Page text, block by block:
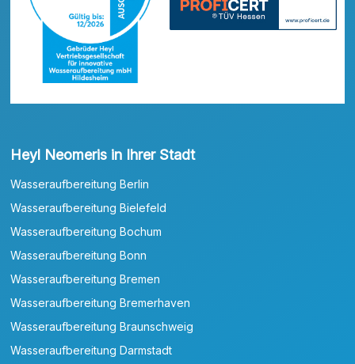
Heyl Neomeris in Ihrer Stadt
Wasseraufbereitung Berlin
Wasseraufbereitung Bielefeld
Wasseraufbereitung Bochum
Wasseraufbereitung Bonn
Wasseraufbereitung Bremen
Wasseraufbereitung Bremerhaven
Wasseraufbereitung Braunschweig
Wasseraufbereitung Darmstadt